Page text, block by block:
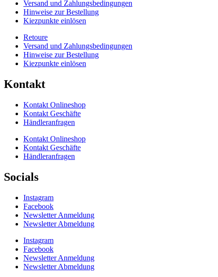
Versand und Zahlungsbedingungen
Hinweise zur Bestellung
Kiezpunkte einlösen
Retoure
Versand und Zahlungsbedingungen
Hinweise zur Bestellung
Kiezpunkte einlösen
Kontakt​
Kontakt Onlineshop
Kontakt Geschäfte
Händleranfragen
Kontakt Onlineshop
Kontakt Geschäfte
Händleranfragen
Socials
Instagram
Facebook
Newsletter Anmeldung
Newsletter Abmeldung
Instagram
Facebook
Newsletter Anmeldung
Newsletter Abmeldung